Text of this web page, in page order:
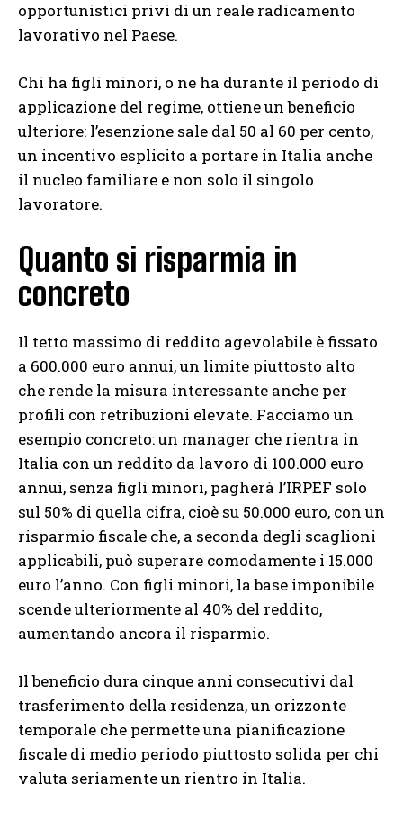
opportunistici privi di un reale radicamento
lavorativo nel Paese.
Chi ha figli minori, o ne ha durante il periodo di
applicazione del regime, ottiene un beneficio
ulteriore: l’esenzione sale dal 50 al 60 per cento,
un incentivo esplicito a portare in Italia anche
il nucleo familiare e non solo il singolo
lavoratore.
Quanto si risparmia in
concreto
Il tetto massimo di reddito agevolabile è fissato
a 600.000 euro annui, un limite piuttosto alto
che rende la misura interessante anche per
profili con retribuzioni elevate. Facciamo un
esempio concreto: un manager che rientra in
Italia con un reddito da lavoro di 100.000 euro
annui, senza figli minori, pagherà l’IRPEF solo
sul 50% di quella cifra, cioè su 50.000 euro, con un
risparmio fiscale che, a seconda degli scaglioni
applicabili, può superare comodamente i 15.000
euro l’anno. Con figli minori, la base imponibile
scende ulteriormente al 40% del reddito,
aumentando ancora il risparmio.
Il beneficio dura cinque anni consecutivi dal
trasferimento della residenza, un orizzonte
temporale che permette una pianificazione
fiscale di medio periodo piuttosto solida per chi
valuta seriamente un rientro in Italia.